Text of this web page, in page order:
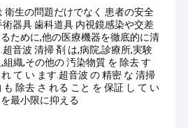
剤
剤
衛生の問題だけでなく 患者の安全
器具 歯科道具 内視鏡感染や交差
ために,他の医療機器を徹底的に清
音波 清掃 剤 は,病院,診療所,実験
組織,その他の 汚染物質 を 除去 す
て い ます.超音波 の 精密 な 清掃
除去 さ れる こと を 保証 し て い
最小限に抑える
まな業界で顧客から高い評価を獲得し
宙、エレクトロニクス、銃器、医療、
に
ており、いつでもお客様のニーズを
います。
スタマイズされたソリューションにご